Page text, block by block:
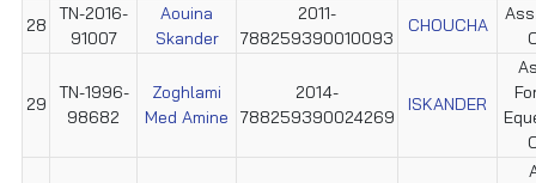
28
TN-2016-
91007
Aouina
Skander
2011-
788259390010093
CHOUCHA
29
TN-1996-
98682
Zoghlami
Med Amine
2014-
788259390024269
ISKANDER